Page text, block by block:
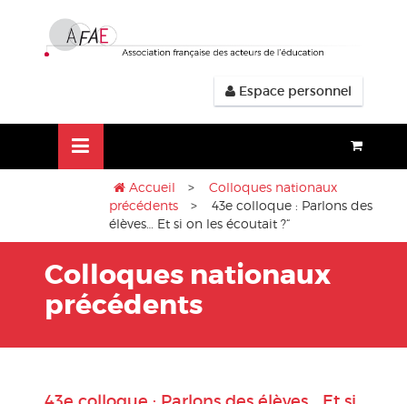
contenu
Espace personnel
Accueil > Colloques nationaux
précédents
> 43e colloque : Parlons des
élèves… Et si on les écoutait ?“
Colloques nationaux
précédents